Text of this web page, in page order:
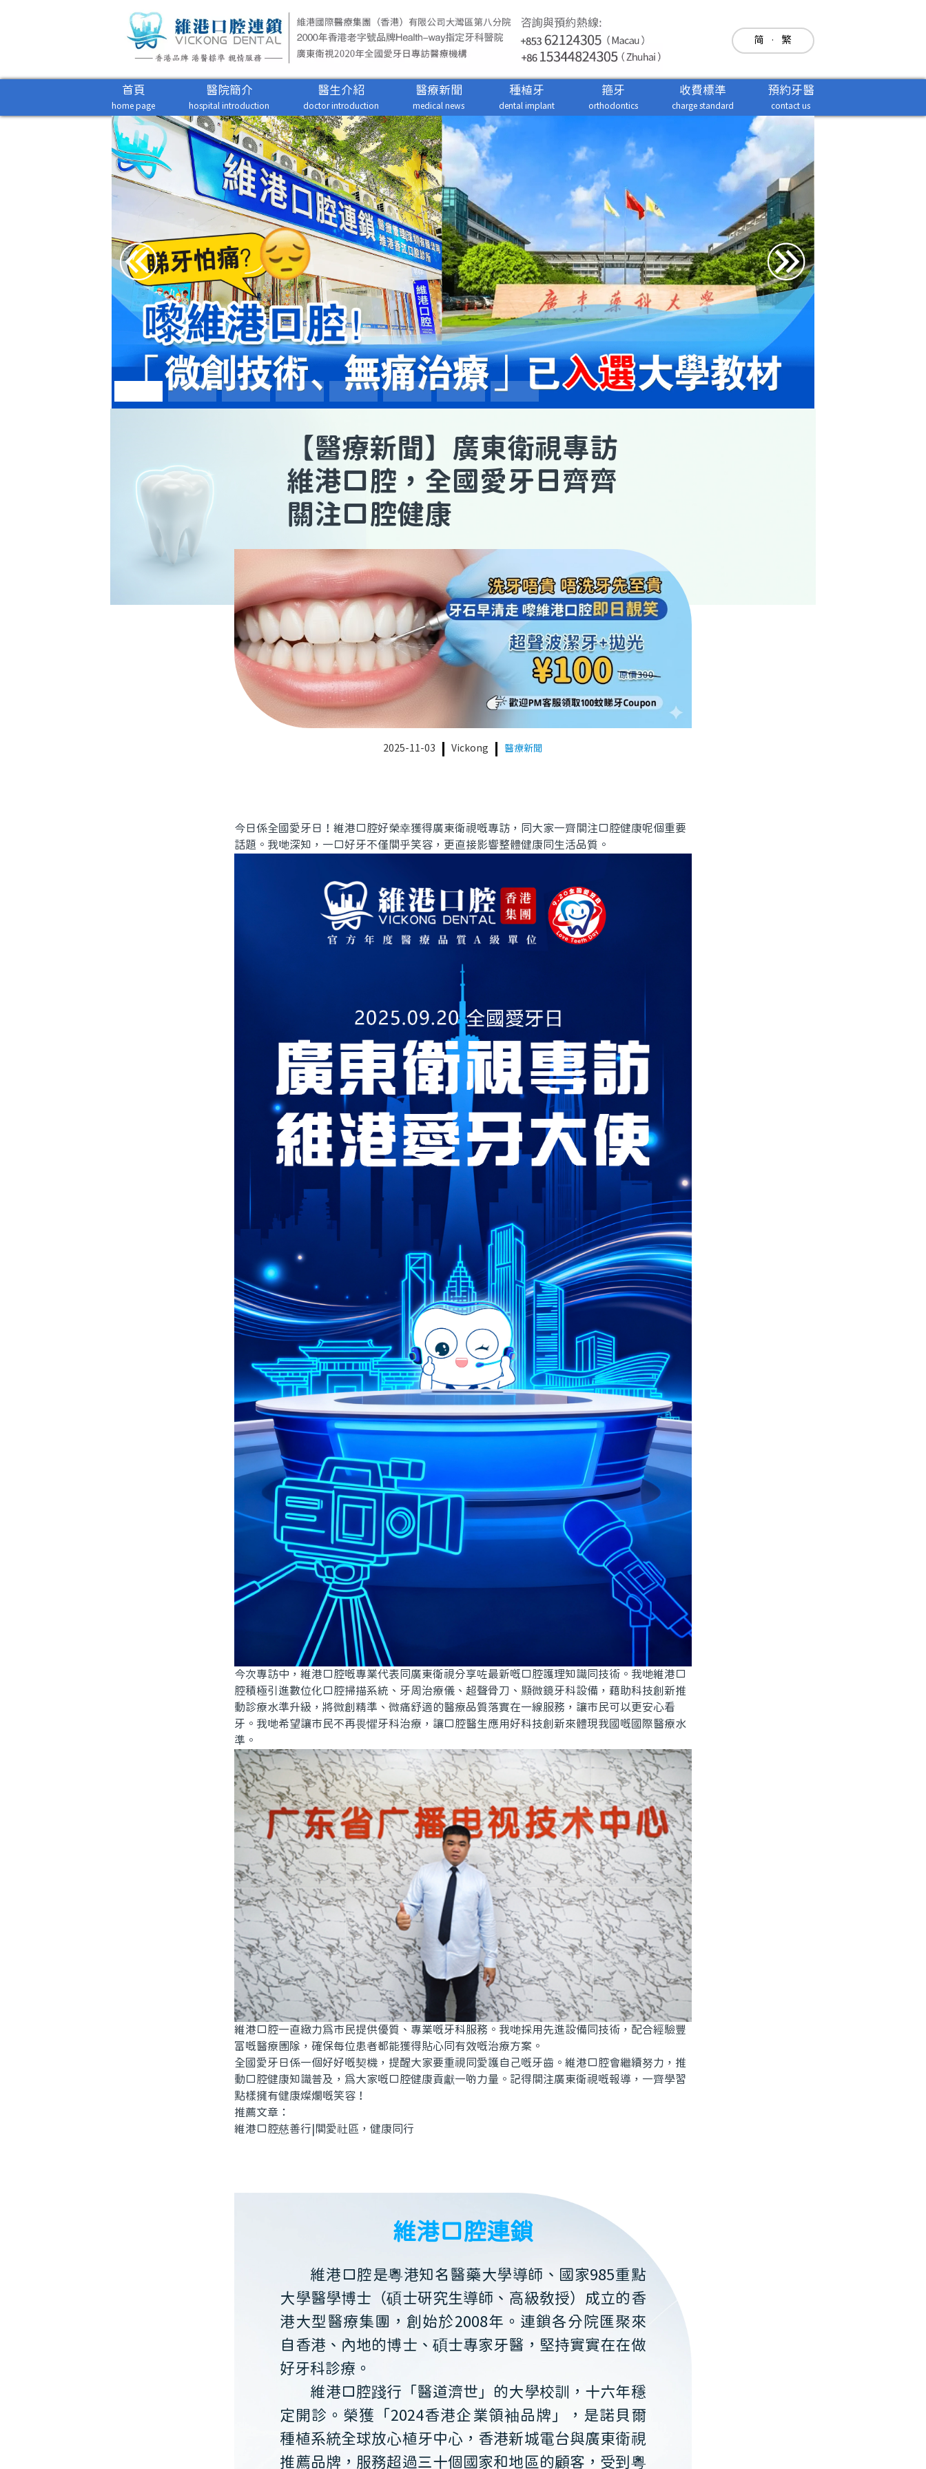
简 · 繁
首頁
home page
醫院簡介
hospital introduction
醫生介紹
doctor introduction
醫療新聞
medical news
種植牙
dental implant
箍牙
orthodontics
收費標準
charge standard
預約牙醫
contact us
【醫療新聞】廣東衛視專訪
維港口腔，全國愛牙日齊齊
關注口腔健康
2025-11-03 Vickong 醫療新聞
今日係全國愛牙日！維港口腔好榮幸獲得廣東衛視嘅專訪，同大家一齊關注口腔健康呢個重要
話題。我哋深知，一口好牙不僅關乎笑容，更直接影響整體健康同生活品質。
今次專訪中，維港口腔嘅專業代表同廣東衛視分享咗最新嘅口腔護理知識同技術。我哋維港口
腔積極引進數位化口腔掃描系統、牙周治療儀、超聲骨刀、顯微鏡牙科設備，藉助科技創新推
動診療水準升級，將微創精準、微痛舒適的醫療品質落實在一線服務，讓市民可以更安心看
牙。我哋希望讓市民不再畏懼牙科治療，讓口腔醫生應用好科技創新來體現我國嘅國際醫療水
準。
維港口腔一直緻力為市民提供優質、專業嘅牙科服務。我哋採用先進設備同技術，配合經驗豐
富嘅醫療團隊，確保每位患者都能獲得貼心同有效嘅治療方案。
全國愛牙日係一個好好嘅契機，提醒大家要重視同愛護自己嘅牙齒。維港口腔會繼續努力，推
動口腔健康知識普及，為大家嘅口腔健康貢獻一啲力量。記得關注廣東衛視嘅報導，一齊學習
點樣擁有健康燦爛嘅笑容！
推薦文章：
維港口腔慈善行|關愛社區，健康同行
維港口腔連鎖
維港口腔是粵港知名醫藥大學導師、國家985重點
大學醫學博士（碩士研究生導師、高級教授）成立的香
港大型醫療集團，創始於2008年。連鎖各分院匯聚來
自香港、內地的博士、碩士專家牙醫，堅持實實在在做
好牙科診療。
維港口腔踐行「醫道濟世」的大學校訓，十六年穩
定開診。榮獲「2024香港企業領袖品牌」，是諾貝爾
種植系統全球放心植牙中心，香港新城電台與廣東衛視
推薦品牌，服務超過三十個國家和地區的顧客，受到粵